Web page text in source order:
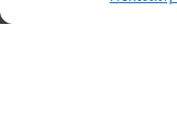
ΚαλάθιΣύγκριση
Ο